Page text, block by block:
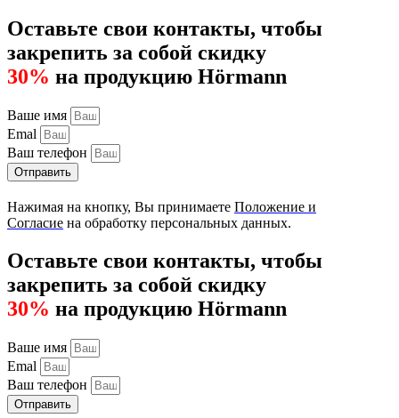
Оставьте свои контакты, чтобы
закрепить за собой скидку
30% на продукцию Hörmann
Ваше имя
Emal
Ваш телефон
Отправить
Нажимая на кнопку, Вы принимаете Положение и
Согласие на обработку персональных данных.
Оставьте свои контакты, чтобы
закрепить за собой скидку
30% на продукцию Hörmann
Ваше имя
Emal
Ваш телефон
Отправить